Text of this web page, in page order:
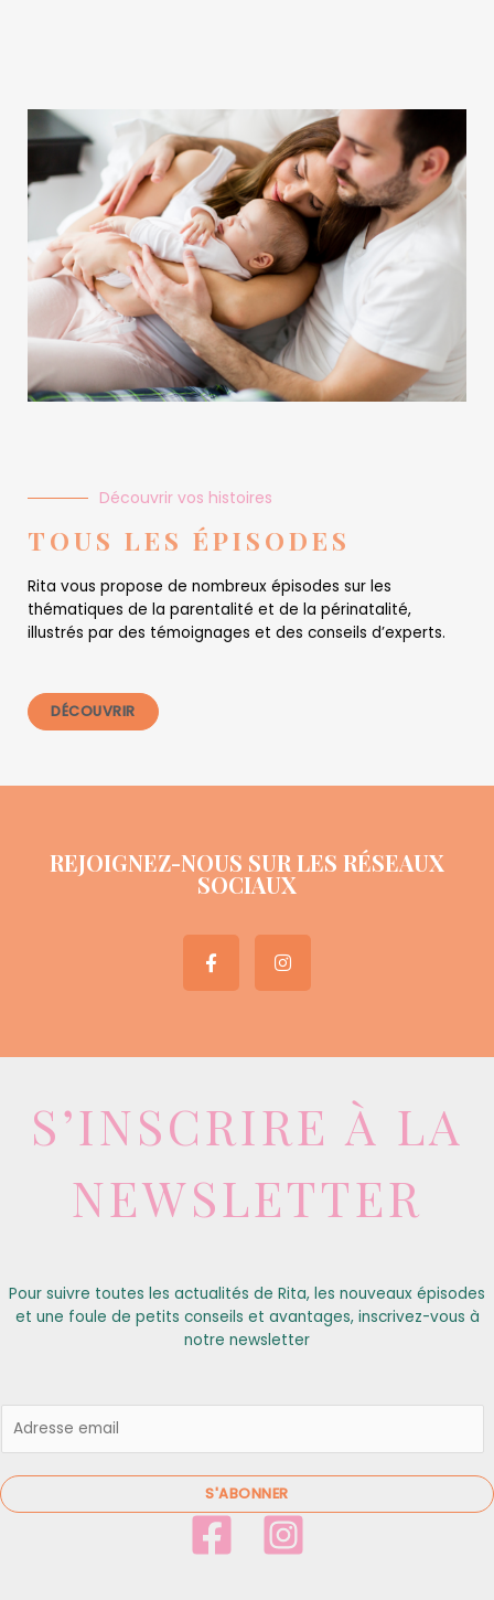
Découvrir vos histoires
TOUS LES ÉPISODES
Rita vous propose de nombreux épisodes sur les
thématiques de la parentalité et de la périnatalité,
illustrés par des témoignages et des conseils d’experts.
DÉCOUVRIR
REJOIGNEZ-NOUS SUR LES RÉSEAUX
SOCIAUX
S’INSCRIRE À LA
NEWSLETTER
Pour suivre toutes les actualités de Rita, les nouveaux épisodes
et une foule de petits conseils et avantages, inscrivez-vous à
notre newsletter
m
i
l
S'ABONNER